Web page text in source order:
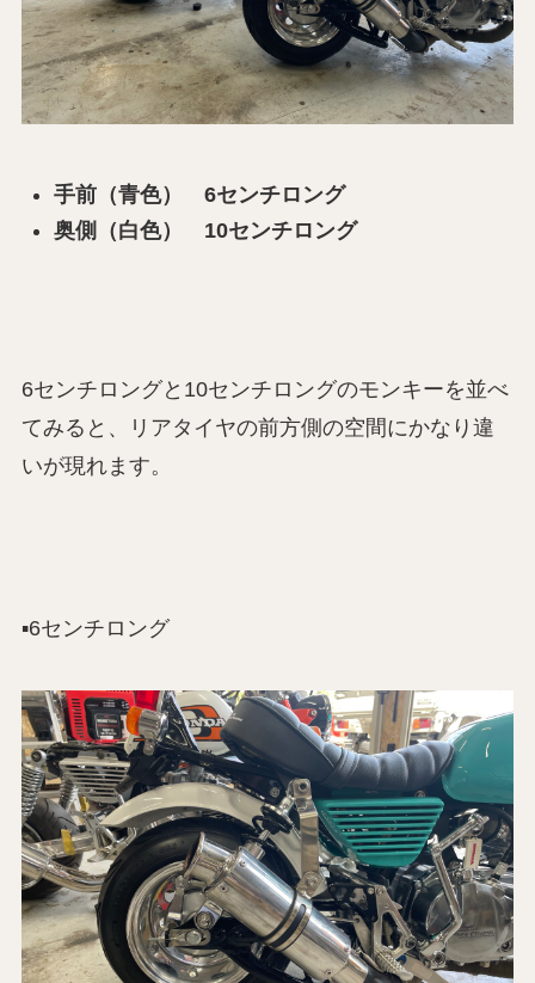
手前（青色） 6センチロング
奥側（白色） 10センチロング
6センチロングと10センチロングのモンキーを並べ
てみると、リアタイヤの前方側の空間にかなり違
いが現れます。
▪️6センチロング